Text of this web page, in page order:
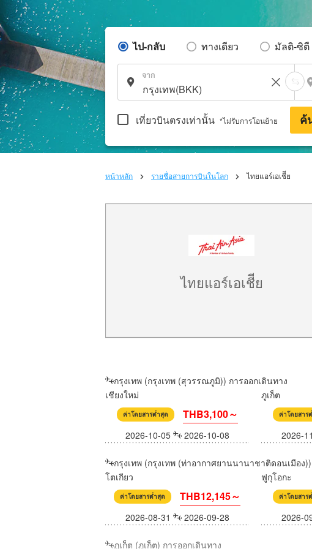
ไป-กลับ ทางเดียว มัลติ-ซิตี้
จาก
เที่ยวบินตรงเท่านั้น *ไม่รับการโอนย้าย ค้
หน้าหลัก รายชื่อสายการบินในโลก ไทยแอร์เอเชีีย
ไทยแอร์เอเชีีย
กรุงเทพ (กรุงเทพ (สุวรรณภูมิ)) การออกเดินทาง
เชียงใหม่
ค่าโดยสารต่ำสุด THB3,100～
2026-10-05 2026-10-08
ภูเก็ต
ค่าโดยสาร
2026-
กรุงเทพ (กรุงเทพ (ท่าอากาศยานนานาชาติดอนเมือง
โตเกียว
ค่าโดยสารต่ำสุด THB12,145～
2026-08-31 2026-09-28
ฟูกุโอกะ
ค่าโดยสาร
2026-
ภูเก็ต (ภูเก็ต) การออกเดินทาง